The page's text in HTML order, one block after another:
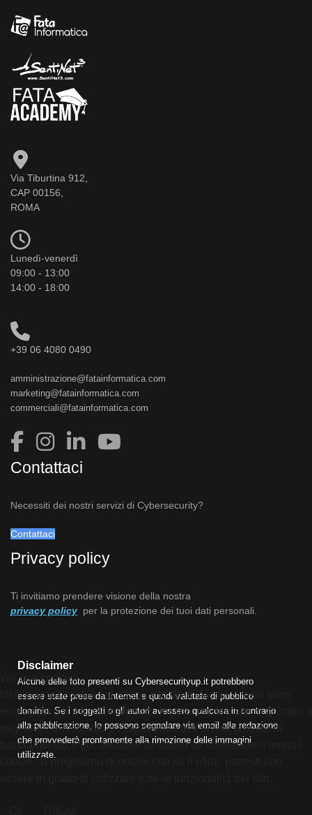
Via Tiburtina 912,
CAP 00156,
ROMA
Lunedì-venerdì
09:00 - 13:00
14:00 - 18:00
+39 06 4080 0490
amministrazione@fatainformatica.com
marketing@fatainformatica.com
commerciali@fatainformatica.com
Contattaci
Necessiti dei nostri servizi di Cybersecurity?
Contattaci
Privacy policy
Ti invitiamo prendere visione della nostra
privacy policy per la protezione dei tuoi dati personali.
Disclaimer
Alcune delle foto presenti su Cybersecurityup.it potrebbero
essere state prese da Internet e quindi valutate di pubblico
dominio. Se i soggetti o gli autori avessero qualcosa in contrario
alla pubblicazione, lo possono segnalare via email alla redazione
che provvederà prontamente alla rimozione delle immagini
utilizzate.
We use cookies
Utilizziamo i cookie sul nostro sito Web. Alcuni di essi sono
essenziali per il funzionamento del sito, mentre altri ci aiutano a
migliorare questo sito e l'esperienza dell'utente (cookie di
tracciamento). Puoi decidere tu stesso se consentire o meno i
cookie. Ti preghiamo di notare che se li rifiuti, potresti non